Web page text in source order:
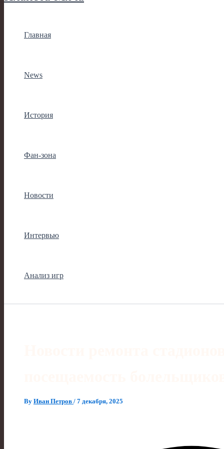
Главная
News
История
Фан-зона
Новости
Интервью
Анализ игр
By Иван Петров / 7 декабря, 2025